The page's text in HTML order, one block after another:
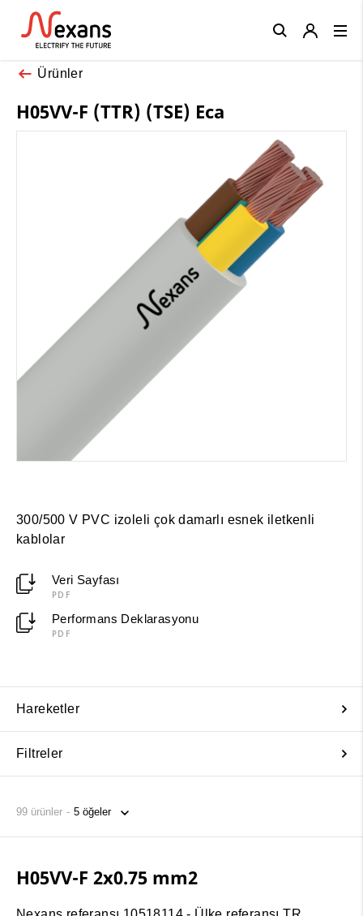
Ürünler
H05VV-F (TTR) (TSE) Eca
300/500 V PVC izoleli çok damarlı esnek iletkenli
kablolar
Veri Sayfası
PDF
Performans Deklarasyonu
PDF
Hareketler
Filtreler
99 ürünler
H05VV-F 2x0.75 mm2
Close